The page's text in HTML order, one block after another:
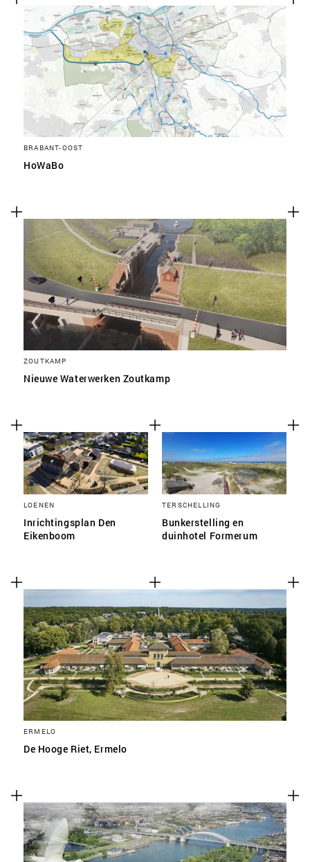
BRABANT-OOST
HoWaBo
ZOUTKAMP
Nieuwe Waterwerken Zoutkamp
LOENEN
Inrichtingsplan Den
Eikenboom
TERSCHELLING
Bunkerstelling en
duinhotel Formerum
ERMELO
De Hooge Riet, Ermelo